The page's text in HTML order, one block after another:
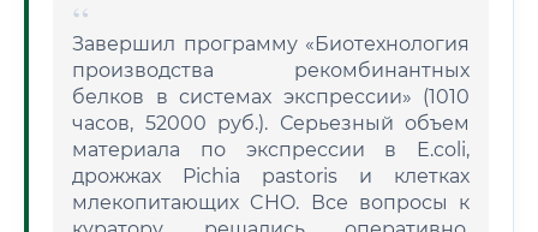
Завершил программу «Биотехнология
производства рекомбинантных
белков в системах экспрессии» (1010
часов, 52000 руб.). Серьезный объем
материала по экспрессии в E.coli,
дрожжах Pichia pastoris и клетках
млекопитающих CHO. Все вопросы к